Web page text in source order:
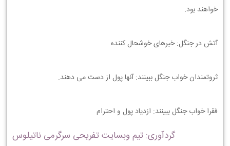
ﺧﻮﺍﻫﻨﺪ ﺑﻮﺩ.
ﺁﺗﺶ ﺩﺭ ﺟﻨﮕﻞ: ﺧﺒﺮﻫﺎﻱ ﺧﻮﺷﺤﺎﻝ ﻛﻨﻨﺪﻩ
ﺛﺮﻭﺗﻤﻨﺪﺍﻥ ﺧﻮﺍﺏ ﺟﻨﮕﻞ ﺑﺒﻴﻨﻨﺪ: ﺁﻧﻬﺎ ﭘﻮﻝ ﺍﺯ ﺩﺳﺖ ﻣﻲ ﺩﻫﻨﺪ.
ﻓﻘﺮﺍ ﺧﻮﺍﺏ ﺟﻨﮕﻞ ﺑﺒﻴﻨﻨﺪ: ﺍﺯﺩﻳﺎﺩ ﭘﻮﻝ ﻭ ﺍﺣﺘﺮﺍﻡ
گردآوری: تیم وبسایت تفریحی سرگرمی ناتیلوس